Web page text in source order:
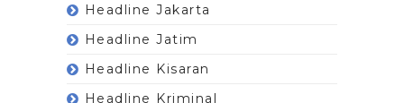
Headline Jakarta
Headline Jatim
Headline Kisaran
Headline Kriminal